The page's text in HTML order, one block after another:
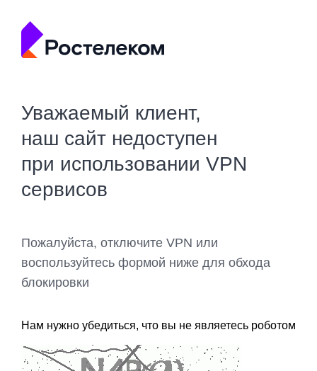
Уважаемый клиент,
наш сайт недоступен
при использовании VPN
сервисов
Пожалуйста, отключите VPN или
воспользуйтесь формой ниже для обхода
блокировки
Нам нужно убедиться, что вы не являетесь роботом